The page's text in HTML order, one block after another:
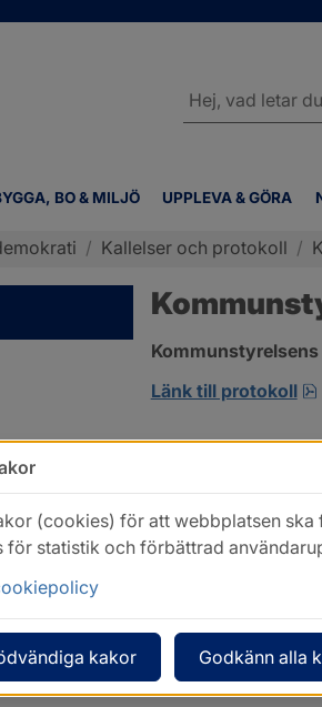
BO & MILJÖ UPPLEVA & GÖRA
webbplatsen
/ Kallelser och protokoll /
Länk till protokoll
(cookies) för att webbplatsen
för statistik och förbättrad
kakor Godkänn alla